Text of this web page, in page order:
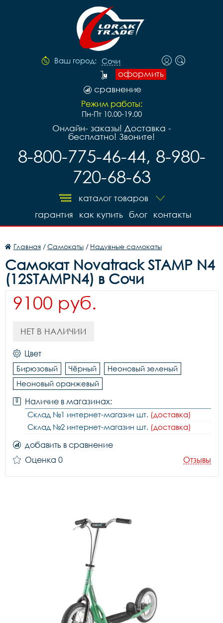
Ваш город: Сочи
оформить
сравнение
Режим работы:
Пн-Пт 10.00-19.00
Онлайн- заказы! Доставка -
бесплатно! Звоните!
8-800-775-46-44, 8-980-
720-68-63
каталог товаров
контакты
блог
как купить
гарантия
Главная /Самокаты / Надувные самокаты
Самокат Novatrack STAMP N4
(12STAMPN4) в Сочи
9100 руб.
НЕТ В НАЛИЧИИ
Цвет
Бирюзовый Чёрный
Неоновый зеленый
Неоновый оранжевый
Наличие в магазинах:
Склад №1 интернет-магазин шт. (доставка)
Склад №2 интернет-магазин шт. (доставка)
добавить в сравнение
Оценка 0
Отзывы